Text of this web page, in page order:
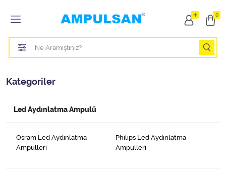
0
Tüm Kategoriler
Led Aydınlatma Ampulü
Otomobil Halojen Far Ampulü
Otomobil Xenon Far Ampulü
Otomobil Led Far Ampulü
Kategoriler
Led Aydınlatma Ampulü
Osram Led Aydınlatma
Ampulleri
Philips Led Aydınlatma
Ampulleri